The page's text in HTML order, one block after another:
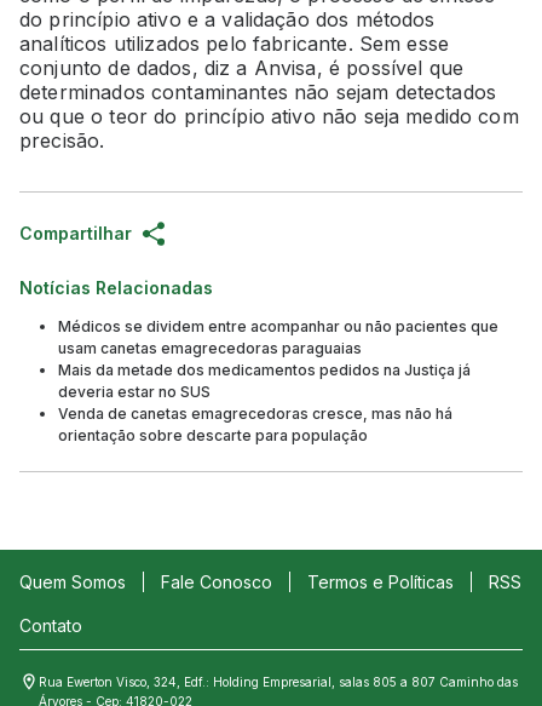
do princípio ativo e a validação dos métodos
analíticos utilizados pelo fabricante. Sem esse
conjunto de dados, diz a Anvisa, é possível que
determinados contaminantes não sejam detectados
ou que o teor do princípio ativo não seja medido com
precisão.
Compartilhar
Notícias Relacionadas
Médicos se dividem entre acompanhar ou não pacientes que
usam canetas emagrecedoras paraguaias
Mais da metade dos medicamentos pedidos na Justiça já
deveria estar no SUS
Venda de canetas emagrecedoras cresce, mas não há
orientação sobre descarte para população
Quem Somos Fale Conosco Termos e Políticas RSS
Contato
Rua Ewerton Visco, 324, Edf.: Holding Empresarial, salas 805 a 807 Caminho das
Árvores - Cep: 41820-022